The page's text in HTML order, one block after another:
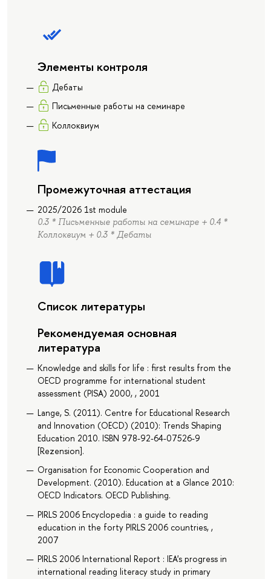
Элементы контроля
Дебаты
Письменные работы на семинаре
Коллоквиум
Промежуточная аттестация
2025/2026 1st module
0.3 * Письменные работы на семинаре + 0.4 *
Коллоквиум + 0.3 * Дебаты
Список литературы
Рекомендуемая основная
литература
Knowledge and skills for life : first results from the
OECD programme for international student
assessment (PISA) 2000, , 2001
Lange, S. (2011). Centre for Educational Research
and Innovation (OECD) (2010): Trends Shaping
Education 2010. ISBN 978-92-64-07526-9
[Rezension].
Organisation for Economic Cooperation and
Development. (2010). Education at a Glance 2010:
OECD Indicators. OECD Publishing.
PIRLS 2006 Encyclopedia : a guide to reading
education in the forty PIRLS 2006 countries, ,
2007
PIRLS 2006 International Report : IEA's progress in
international reading literacy study in primary